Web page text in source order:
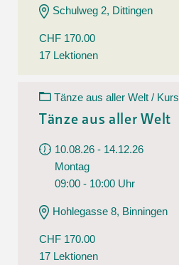
Schulweg 2, Dittingen
CHF 170.00
17 Lektionen
Tänze aus aller Welt / Kurs
Tänze aus aller Welt
10.08.26 - 14.12.26
Montag
09:00 - 10:00 Uhr
Hohlegasse 8, Binningen
CHF 170.00
17 Lektionen